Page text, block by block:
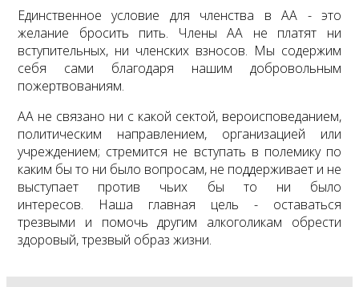
Единственное условие для членства в АА - это
желание бросить пить. Члены АА не платят ни
вступительных, ни членских взносов. Мы содержим
себя сами благодаря нашим добровольным
пожертвованиям.
АА не связано ни с какой сектой, вероисповеданием,
политическим направлением, организацией или
учреждением; стремится не вступать в полемику по
каким бы то ни было вопросам, не поддерживает и не
выступает против чьих бы то ни было
интересов. Наша главная цель - оставаться
трезвыми и помочь другим алкоголикам обрести
здоровый, трезвый образ жизни.